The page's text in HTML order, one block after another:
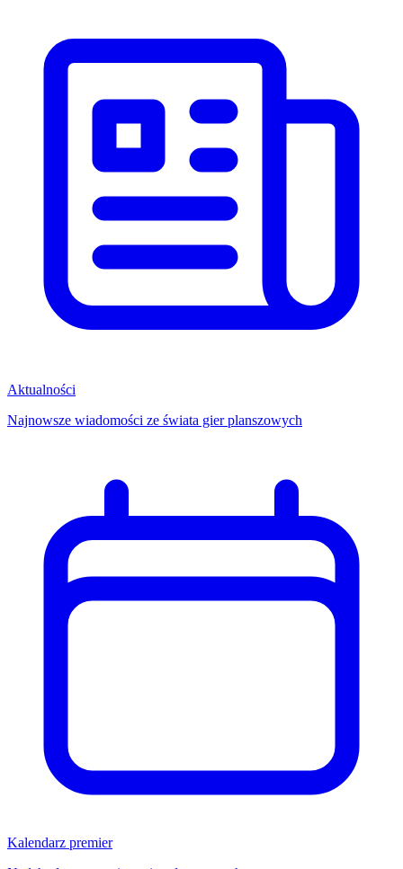
Aktualności
Najnowsze wiadomości ze świata gier planszowych
Kalendarz premier